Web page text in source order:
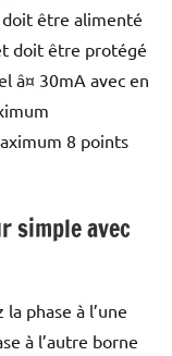
être alimenté
doit être protégé
â¤ 30mA avec en
8 points
simple avec
phase à l’une
à l’autre borne